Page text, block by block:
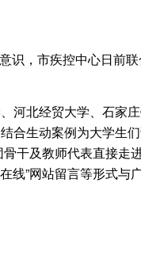
市疾控中心日前联
经贸大学、石家庄
生动案例为大学生
干及教师代表直接
线”网站留言等形式